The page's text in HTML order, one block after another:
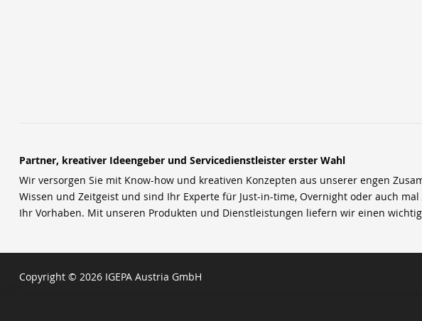
Partner, kreativer Ideengeber und Servicedienstleister erster Wahl
Wir versorgen Sie mit Know-how und kreativen Konzepten aus unserer engen
Wissen und Zeitgeist und sind Ihr Experte für Just-in-time, Overnight oder auch
Ihr Vorhaben. Mit unseren Produkten und Dienstleistungen liefern wir einen
Copyright © 2026 IGEPA Austria GmbH